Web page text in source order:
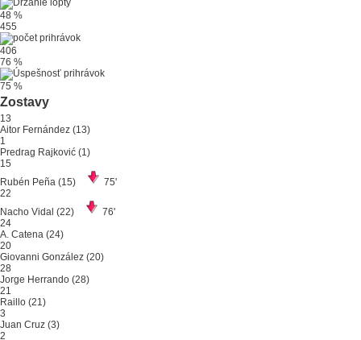
48 %
455
406
76 %
75 %
Zostavy
13
Aitor Fernández (13)
1
Predrag Rajković (1)
15
Rubén Peña (15)
75'
22
Nacho Vidal (22)
76'
24
A. Catena (24)
20
Giovanni González (20)
28
Jorge Herrando (28)
21
Raillo (21)
3
Juan Cruz (3)
2